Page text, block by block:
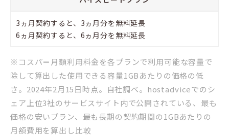
3ヵ月契約すると、3ヵ月分を無料延長
6ヵ月契約すると、6ヵ月分を無料延長
※コスパ＝月額利用料金を各プランで利用可能な容量で
除して算出した使用できる容量1GBあたりの価格の低
さ。2024年2月15日時点。自社調べ。hostadviceでのシ
ェア上位3社のサービスサイト内で公開されている、最も
価格の安いプラン、最も長期の契約期間の1GBあたりの
月額費用を算出し比較